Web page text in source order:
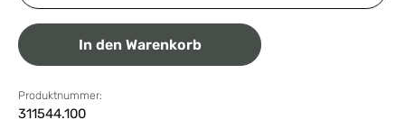
In den Warenkorb
Produktnummer:
311544.100